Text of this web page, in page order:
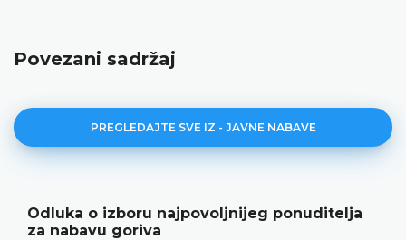
Povezani sadržaj
PREGLEDAJTE SVE IZ - JAVNE NABAVE
Odluka o izboru najpovoljnijeg ponuditelja
za nabavu goriva